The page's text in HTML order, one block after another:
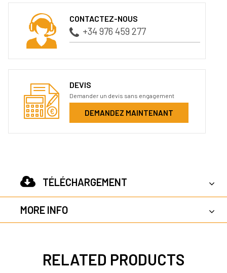
CONTACTEZ-NOUS
+34 976 459 277
DEVIS
Demander un devis sans engagement
DEMANDEZ MAINTENANT
TÉLÉCHARGEMENT
MORE INFO
RELATED PRODUCTS